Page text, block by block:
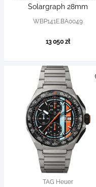
Solargraph 28mm
WBP141E.BA0049
13 050 zł
TAG Heuer